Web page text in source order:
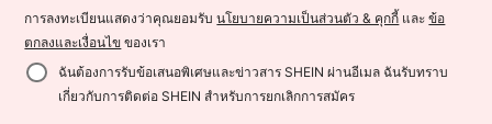
การลงทะเบียนแสดงว่าคุณยอมรับนโยบายความเป็นส่วนตัว & คุกกี้ และข้อ
ตกลงและเงื่อนไข ของเรา
ฉันต้องการรับข้อเสนอพิเศษและข่าวสาร SHEIN ผ่านอีเมล ฉันรับทราบ
เกี่ยวกับการติดต่อ SHEIN สำหรับการยกเลิกการสมัคร